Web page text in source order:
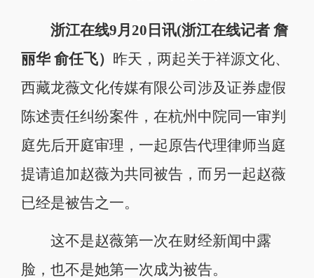
浙江在线9月20日讯(浙江在线记者 詹
丽华 俞任飞） 昨天，两起关于祥源文化、
西藏龙薇文化传媒有限公司涉及证券虚假
陈述责任纠纷案件，在杭州中院同一审判
庭先后开庭审理，一起原告代理律师当庭
提请追加赵薇为共同被告，而另一起赵薇
已经是被告之一。
这不是赵薇第一次在财经新闻中露
脸，也不是她第一次成为被告。